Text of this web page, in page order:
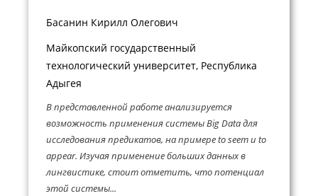
Басанин Кирилл Олегович
Майкопский государственный
технологический университет, Республика
Адыгея
В представленной работе анализируется
возможность применения системы Big Data для
исследования предикатов, на примере to seem и to
appear. Изучая применение больших данных в
лингвистике, стоит отметить, что потенциал
этой системы...